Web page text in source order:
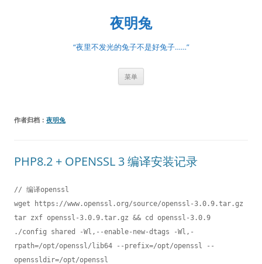
夜明兔
“夜里不发光的兔子不是好兔子……”
菜单
作者归档： 夜明兔
PHP8.2 + OPENSSL 3 编译安装记录
// 编译openssl
wget https://www.openssl.org/source/openssl-3.0.9.tar.gz
tar zxf openssl-3.0.9.tar.gz && cd openssl-3.0.9
./config shared -Wl,--enable-new-dtags -Wl,-
rpath=/opt/openssl/lib64 --prefix=/opt/openssl --
openssldir=/opt/openssl